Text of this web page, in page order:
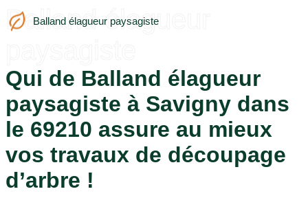
Balland élagueur paysagiste
Balland élagueur
Qui de Balland élagueur
paysagiste à Savigny dans
le 69210 assure au mieux
vos travaux de découpage
d’arbre !